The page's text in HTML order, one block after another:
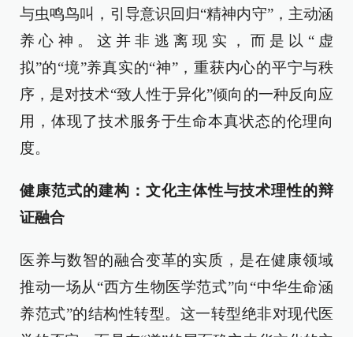
与虫鸣鸟叫，引导意识回归“精神内守”，主动涵
养心神。这并非逃离现实，而是以“虚
拟”的“境”养真实的“神”，重获内心的平宁与秩
序，是对技术“致人性于异化”倾向的一种反向应
用，体现了技术服务于生命本真状态的伦理向
度。
健康范式的建构：文化主体性与技术理性的辩
证融合
医养与数智的融合变革的实质，是在健康领域
推动一场从“西方生物医学范式”向“中华生命涵
养范式”的结构性转型。这一转型绝非对现代医